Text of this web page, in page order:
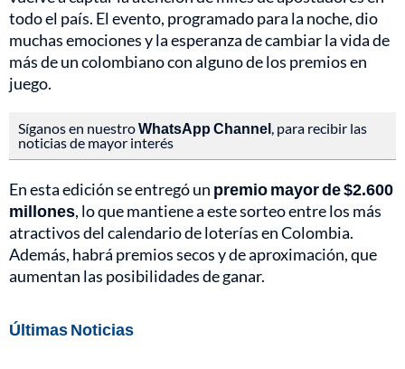
todo el país. El evento, programado para la noche, dio
muchas emociones y la esperanza de cambiar la vida de
más de un colombiano con alguno de los premios en
juego.
Síganos en nuestroWhatsApp Channel, para recibir las
noticias de mayor interés
En esta edición se entregó un premio mayor de $2.600
millones, lo que mantiene a este sorteo entre los más
atractivos del calendario de loterías en Colombia.
Además, habrá premios secos y de aproximación, que
aumentan las posibilidades de ganar.
Últimas Noticias